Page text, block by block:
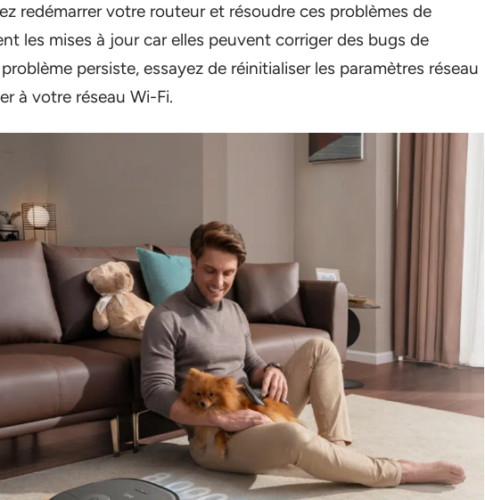
redémarrer votre routeur et résoudre ces problèmes de
les mises à jour car elles peuvent corriger des bugs de
persiste, essayez de réinitialiser les paramètres réseau
à votre réseau Wi-Fi.